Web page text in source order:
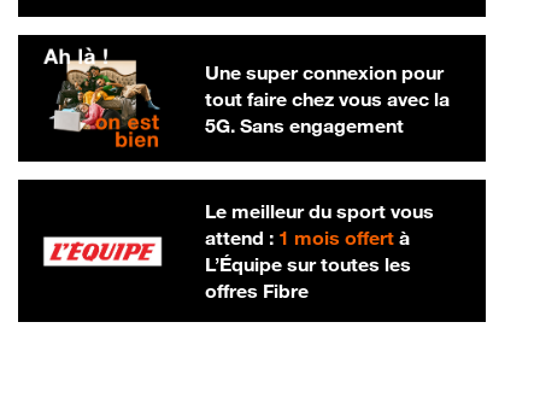
Une super connexion pour
tout faire chez vous avec la
5G. Sans engagement
Le meilleur du sport vous
attend : 1 mois offertà
L’Équipe sur toutes les
offres Fibre